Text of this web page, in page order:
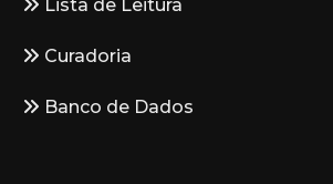
Lista de Leitura
Curadoria
Banco de Dados